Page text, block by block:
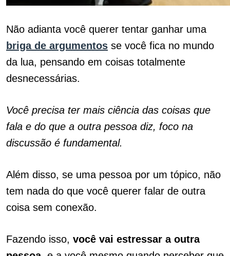
Não adianta você querer tentar ganhar uma
briga de argumentos se você fica no mundo
da lua, pensando em coisas totalmente
desnecessárias.
Você precisa ter mais ciência das coisas que
fala e do que a outra pessoa diz, foco na
discussão é fundamental.
Além disso, se uma pessoa por um tópico, não
tem nada do que você querer falar de outra
coisa sem conexão.
Fazendo isso, você vai estressar a outra